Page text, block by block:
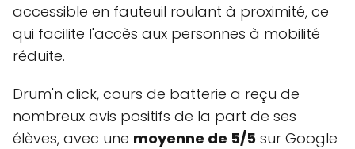
accessible en fauteuil roulant à proximité, ce
qui facilite l'accès aux personnes à mobilité
réduite.
Drum'n click, cours de batterie a reçu de
nombreux avis positifs de la part de ses
élèves, avec une moyenne de 5/5 sur Google